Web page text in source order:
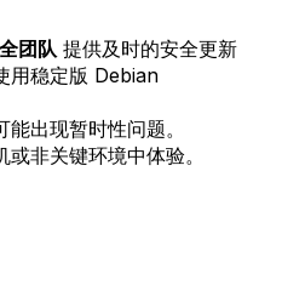
团队 提供及时的安全更新
稳定版 Debian
出现暂时性问题。
非关键环境中体验。